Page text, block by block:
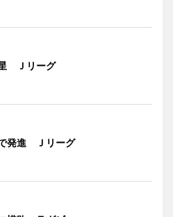
Ｊリーグ
発進 Ｊリーグ